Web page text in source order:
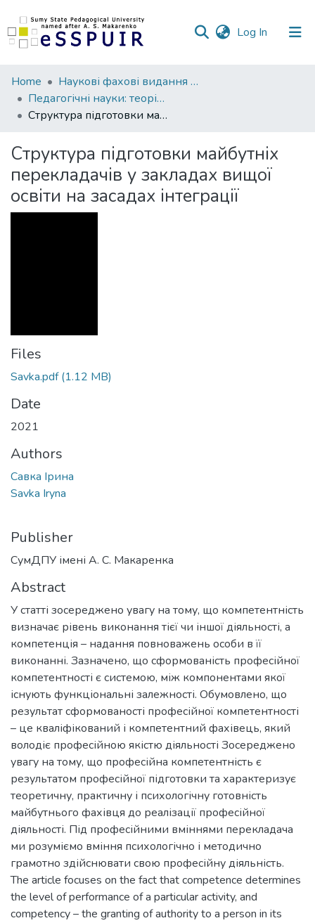
Log In (current)
Communities
&
Collections
Statistics
Home
Наукові фахові видання СумДПУ
Педагогічні науки: теорія, історія, інноваційні технології
Структура підготовки майбутніх перекладачів у закладах вищої освіти на засадах інтеграції
Структура підготовки майбутніх
перекладачів у закладах вищої
освіти на засадах інтеграції
Files
Savka.pdf(1.12 MB)
Date
2021
Authors
Савка Ірина
Savka Iryna
Publisher
СумДПУ імені А. С. Макаренка
Abstract
У статті зосереджено увагу на тому, що компетентність
визначає рівень виконання тієї чи іншої діяльності, а
компетенція – надання повноважень особи в її
виконанні. Зазначено, що сформованість професійної
компетентності є системою, між компонентами якої
існують функціональні залежності. Обумовлено, що
результат сформованості професійної компетентності
– це кваліфікований і компетентний фахівець, який
володіє професійною якістю діяльності Зосереджено
увагу на тому, що професійна компетентність є
результатом професійної підготовки та характеризує
теоретичну, практичну і психологічну готовність
майбутнього фахівця до реалізації професійної
діяльності. Під професійними вміннями перекладача
ми розуміємо вміння психологічно і методично
грамотно здійснювати свою професійну діяльність.
The article focuses on the fact that competence determines
the level of performance of a particular activity, and
competency – the granting of authority to a person in its